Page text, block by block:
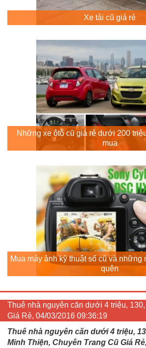
Xe tải cũ giá rẻ
Những xe ôtô cũ giá rẻ dưới 200
mua
Mua máy ảnh kỹ thuật số cũ và những
quên
Thuê nhà nguyên căn dưới 4 triệu,
Giá Rẻ, 04/03/2016 09:36:19
Thuê nhà nguyên căn dưới 4 triệu,
Minh Thiện, Chuyên Trang Cũ Giá